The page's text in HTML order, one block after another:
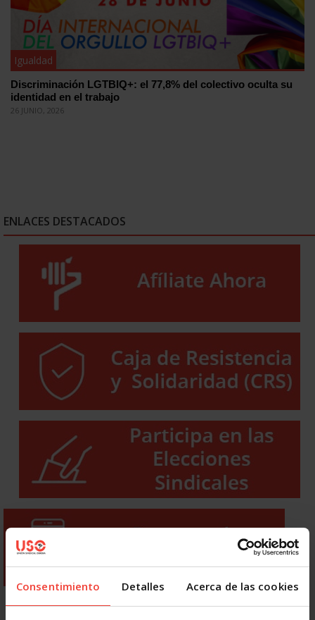
Consentimiento Detalles Acerca de las cookies
Igualdad
Discriminación LGTBIQ+: el 77,8% del colectivo oculta su
identidad en el trabajo
26 JUNIO, 2026
ENLACES DESTACADOS